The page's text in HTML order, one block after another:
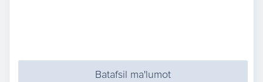
Batafsil ma'lumot